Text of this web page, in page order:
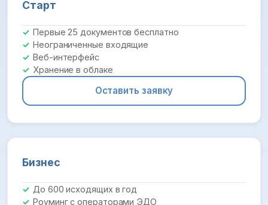
Старт
Первые 25 документов бесплатно
Неограниченные входящие
Веб-интерфейс
Хранение в облаке
Оставить заявку
Бизнес
До 600 исходящих в год
Роуминг с операторами ЭДО